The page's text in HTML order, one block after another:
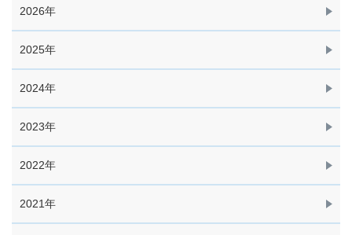
2026年
2025年
2024年
2023年
2022年
2021年